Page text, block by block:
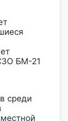
БМ-21
среди